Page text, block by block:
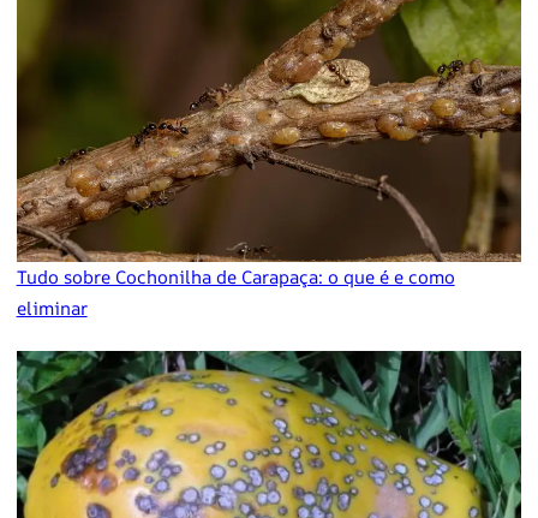
Tudo sobre Cochonilha de Carapaça: o que é e como
eliminar